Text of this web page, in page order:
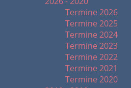
Termine 2026
Termine 2025
Termine 2024
Termine 2023
Termine 2022
Termine 2021
Termine 2020